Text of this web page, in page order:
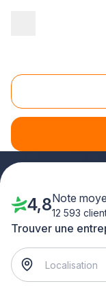
Cuisine
Vous désirez
pour concrétiser
Trouver une
4,8Note
12 593